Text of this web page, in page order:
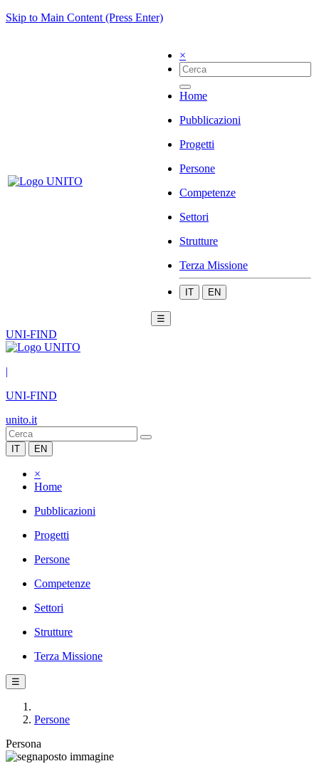
Skip to Main Content (Press Enter)
×
Home
Pubblicazioni
Progetti
Persone
Competenze
Settori
Strutture
Terza Missione
IT EN
☰
UNI-FIND
|
UNI-FIND
unito.it
IT EN
×
Home
Pubblicazioni
Progetti
Persone
Competenze
Settori
Strutture
Terza Missione
☰
Persone
Persona